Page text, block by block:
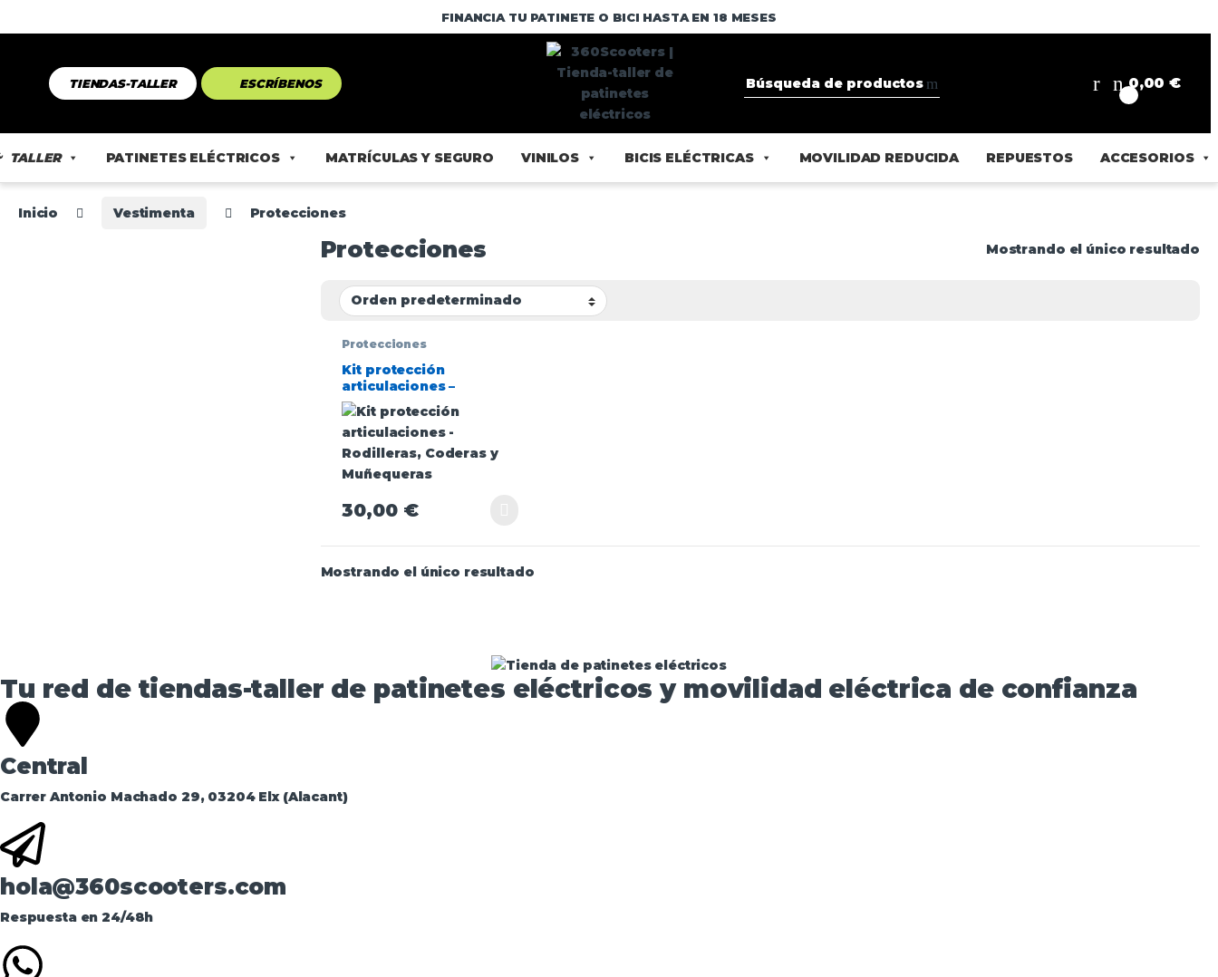
FINANCIA TU PATINETE O BICI HASTA EN 18 MESES
TIENDAS-TALLER ESCRÍBENOS 0,00€
TALLER PATINETES ELÉCTRICOS MATRÍCULAS Y SEGURO VINILOS BICIS ELÉCTRICAS MOVILIDAD REDUCIDA REPUESTOS ACCESORIOS
Inicio Vestimenta Protecciones
Protecciones Mostrando el único resultado
Protecciones
Kit protección
articulaciones –
Rodilleras, Coderas y
Muñequeras
30,00 €
Mostrando el único resultado
Tu red de tiendas-taller de patinetes eléctricos y movilidad eléctrica de confianza​
Central
Carrer Antonio Machado 29, 03204 Elx (Alacant)
hola@360scooters.com
Respuesta en 24/48h